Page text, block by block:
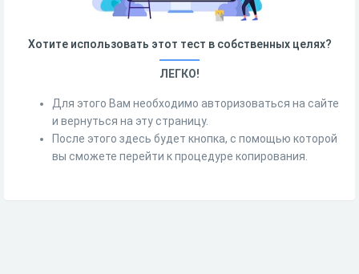
Хотите использовать этот тест в собственных целях?
ЛЕГКО!
Для этого Вам необходимо авторизоваться на сайте
и вернуться на эту страницу.
После этого здесь будет кнопка, с помощью которой
вы сможете перейти к процедуре копирования.